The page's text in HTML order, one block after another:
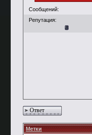
Сообщений:
Репутация:
Ответ
Метки